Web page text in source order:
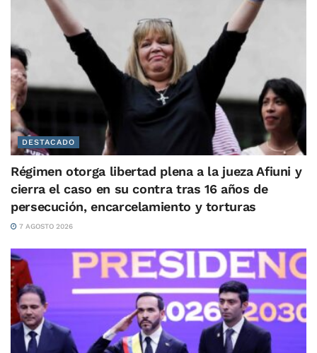
DESTACADO
Régimen otorga libertad plena a la jueza Afiuni y
cierra el caso en su contra tras 16 años de
persecución, encarcelamiento y torturas
7 AGOSTO 2026